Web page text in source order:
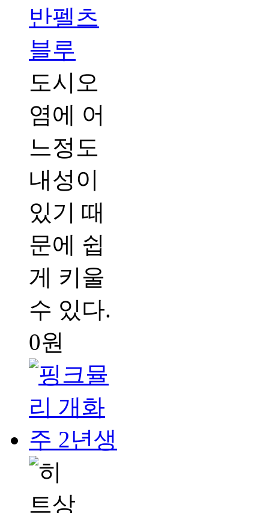
반펠츠
블루
도시오
염에 어
느정도
내성이
있기 때
문에 쉽
게 키울
수 있다.
0원